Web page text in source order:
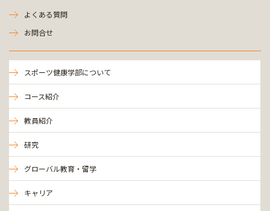
よくある質問
お問合せ
スポーツ健康学部について
コース紹介
教員紹介
研究
グローバル教育・留学
キャリア